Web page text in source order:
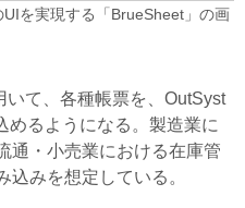
を実現する「BrueSheet」の画
て、各種帳票を、OutSyst
めるようになる。製造業に
通・小売業における在庫管
みを想定している。